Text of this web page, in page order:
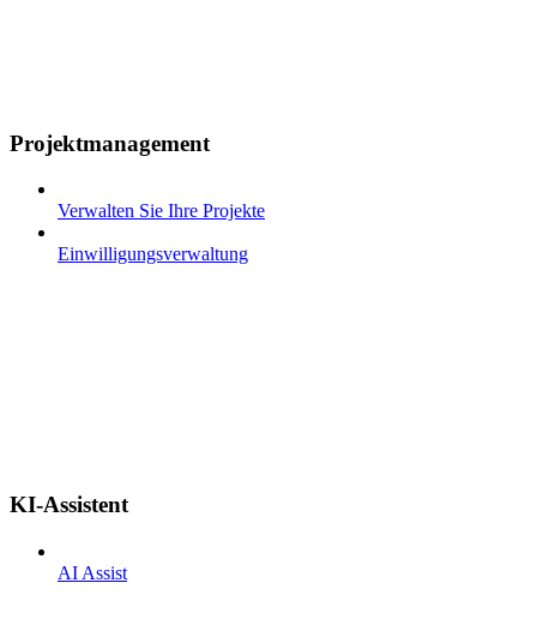
Projektmanagement
Verwalten Sie Ihre Projekte
Einwilligungsverwaltung
KI-Assistent
AI Assist